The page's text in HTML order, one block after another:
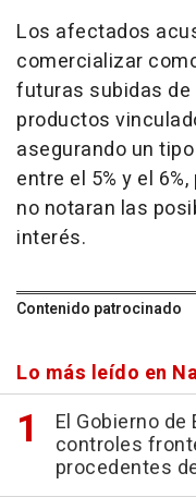
Los afectados
comercializar
futuras subidas
productos
asegurando un
entre el 5% y el
no notaran las
interés.
Contenido patrocinado
Lo más leído en
El Gobierno
controles
procedentes